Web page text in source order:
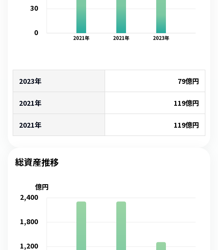
2021年 2021年 2023年
0
30
2023年 79億円
2021年 119億円
2021年 119億円
総資産推移
1,200
1,800
2,400
億円